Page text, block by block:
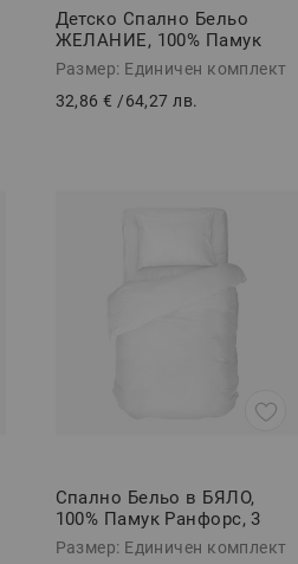
Детско Спално Бельо
ЖЕЛАНИЕ, 100% Памук
Ранфорс, 3 части
Размер: Единичен комплект
32,86 € /64,27 лв.
Спално Бельо в БЯЛО,
100% Памук Ранфорс, 3
части
Размер: Единичен комплект